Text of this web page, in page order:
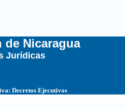
Nicaragua
Jurídicas
Decretos Ejecutivos